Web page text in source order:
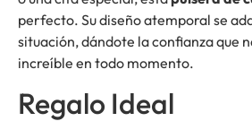
perfecto. Su diseño atemporal se
situación, dándote la confianza que
increíble en todo momento.
Regalo Ideal